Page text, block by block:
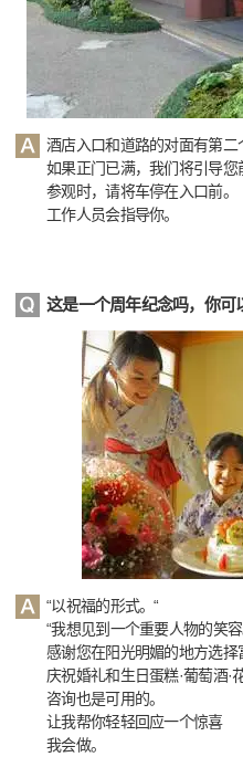
酒店入口和道路的对面有第二
如果正门已满，我们将引导您
参观时，请将车停在入口前。
工作人员会指导你。
这是一个周年纪念吗，你可
“以祝福的形式。“
“我想见到一个重要人物的笑容
感谢您在阳光明媚的地方选择
庆祝婚礼和生日蛋糕·葡萄酒·
咨询也是可用的。
让我帮你轻轻回应一个惊喜
我会做。